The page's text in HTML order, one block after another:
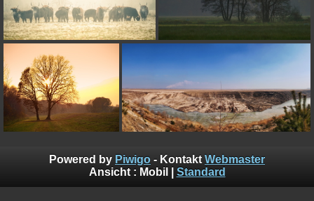
Powered by Piwigo - Kontakt Webmaster
Ansicht : Mobil Standard